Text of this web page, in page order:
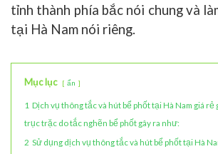
tỉnh thành phía bắc nói chung và
tại Hà Nam nói riêng.
Mục lục ẩn
1 Dịch vụ thông tắc và hút bể phốt tại Hà Nam giá
trục trặc do tắc nghẽn bể phốt gây ra như:
2 Sử dụng dịch vụ thông tắc và hút bể phốt tại Hà